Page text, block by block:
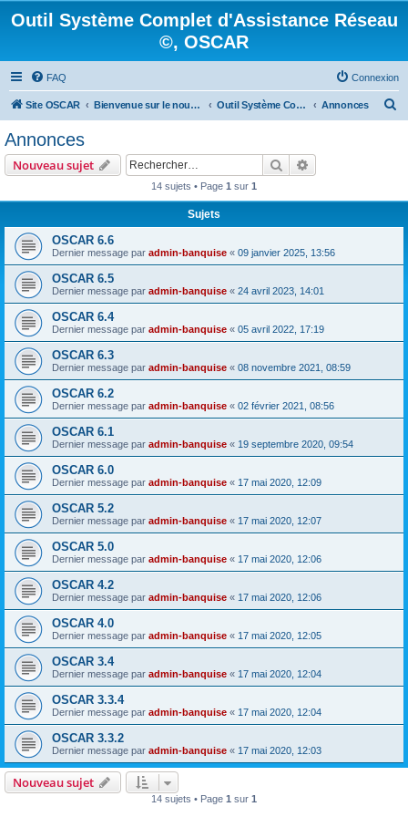
Outil Système Complet d'Assistance Réseau
©, OSCAR
FAQ Connexion
Site OSCAR Bienvenue sur le nouveau forum OSCAR Outil Système Complet d'Assistance Réseau ©, OSCAR Annonces
r
Annonces
Nouveau sujet Rechercher
14 sujets • Page 1 sur 1
Sujets
OSCAR 6.6
Dernier message par admin-banquise « 09 janvier 2025, 13:56
OSCAR 6.5
Dernier message par admin-banquise « 24 avril 2023, 14:01
OSCAR 6.4
Dernier message par admin-banquise « 05 avril 2022, 17:19
OSCAR 6.3
Dernier message par admin-banquise « 08 novembre 2021, 08:59
OSCAR 6.2
Dernier message par admin-banquise « 02 février 2021, 08:56
OSCAR 6.1
Dernier message par admin-banquise « 19 septembre 2020, 09:54
OSCAR 6.0
Dernier message par admin-banquise « 17 mai 2020, 12:09
OSCAR 5.2
Dernier message par admin-banquise « 17 mai 2020, 12:07
OSCAR 5.0
Dernier message par admin-banquise « 17 mai 2020, 12:06
OSCAR 4.2
Dernier message par admin-banquise « 17 mai 2020, 12:06
OSCAR 4.0
Dernier message par admin-banquise « 17 mai 2020, 12:05
OSCAR 3.4
Dernier message par admin-banquise « 17 mai 2020, 12:04
OSCAR 3.3.4
Dernier message par admin-banquise « 17 mai 2020, 12:04
OSCAR 3.3.2
Dernier message par admin-banquise « 17 mai 2020, 12:03
Nouveau sujet
14 sujets • Page 1 sur 1